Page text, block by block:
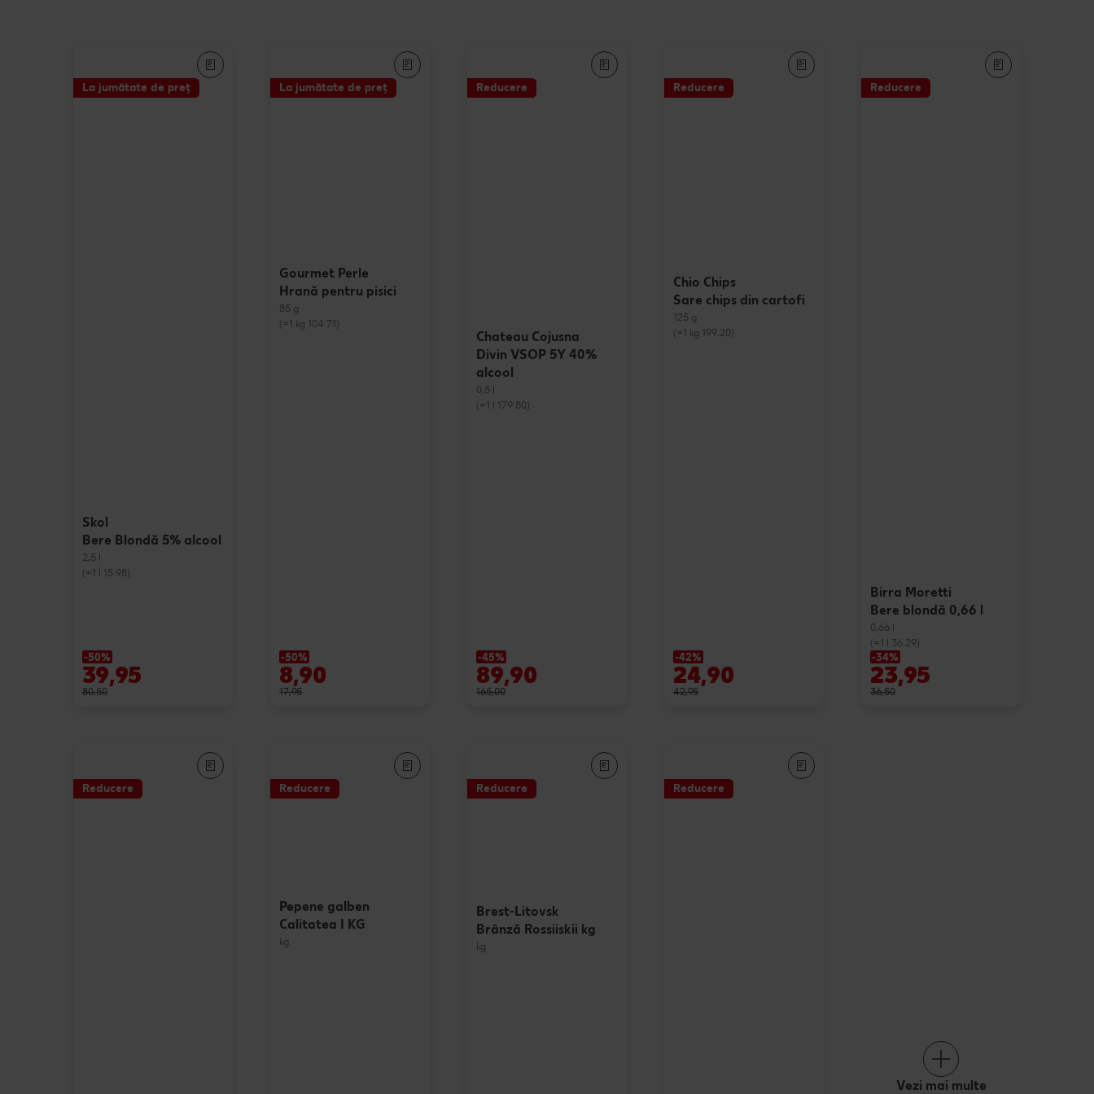
La jumătate de preț
Skol
Bere Blondă 5% alcool
2,5 l
(=1 l 15.98)
-50%
39,95
80,50
La jumătate de preț
Gourmet Perle
Hrană pentru pisici
85 g
(=1 kg 104.71)
-50%
8,90
17,95
Reducere
Chateau Cojusna
Divin VSOP 5Y 40%
alcool
0,5 l
(=1 l 179.80)
-45%
89,90
165,00
Reducere
Chio Chips
Sare chips din cartofi
125 g
(=1 kg 199.20)
-42%
24,90
42,95
Reducere
Birra Moretti
Bere blondă 0,66 l
0,66 l
(=1 l 36.29)
-34%
23,95
36,50
Reducere Reducere
Pepene galben
Calitatea I KG
kg
Reducere
Brest-Litovsk
Brânză Rossiiskii kg
kg
Reducere
Vezi mai multe